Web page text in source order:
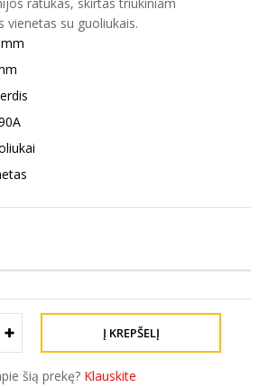
vienetas su guoliukais.
šią prekę? Klauskite